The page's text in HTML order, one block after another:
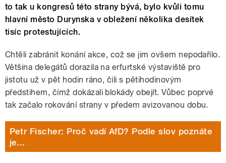
to tak u kongresů této strany bývá, bylo kvůli tomu
hlavní město Durynska v obležení několika desítek
tisíc protestujících.
Chtěli zabránit konání akce, což se jim ovšem nepodařilo.
Většina delegátů dorazila na erfurtské výstaviště pro
jistotu už v pět hodin ráno, čili s pětihodinovým
předstihem, čímž dokázali blokády obejít. Vůbec poprvé
tak začalo rokování strany v předem avizovanou dobu.
Petr Fischer: Proč vadí AfD? Podle slov poznáte
je...